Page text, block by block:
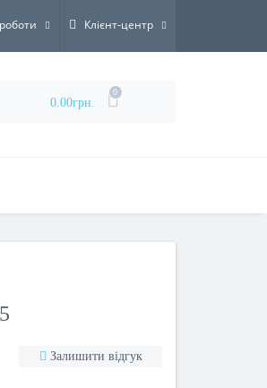
Клієнт-центр
0.00грн.
0
Залишити відгук